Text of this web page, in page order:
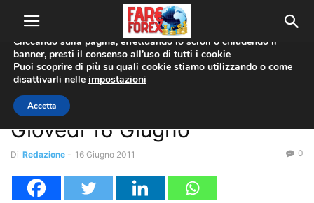
Home Forex Gratis
Forex Gratis Forex News
Forex Market Movers –
Giovedì 16 Giugno
Di Redazione - 16 Giugno 2011 0
Utilizziamo i cookie per offrirti la migliore esperienza sul nostro
sito web.
Cliccando sulla pagina, effettuando lo scroll o chiudendo il
banner, presti il consenso all’uso di tutti i cookie
Puoi scoprire di più su quali cookie stiamo utilizzando o come
disattivarli nelle impostazioni
Accetta